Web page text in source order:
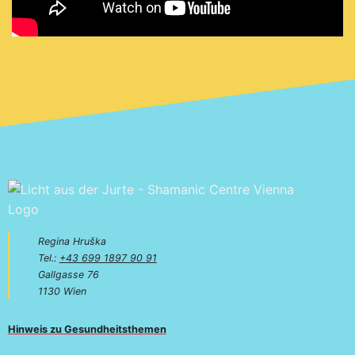
Regina Hruška
Tel.: +43 699 1897 90 91
Gallgasse 76
1130 Wien
Hinweis zu Gesundheitsthemen